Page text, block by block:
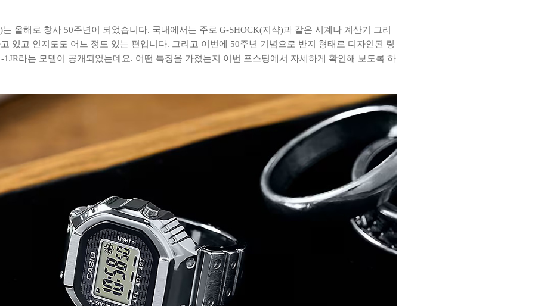
올해로 창사 50주년이 되었습니다. 국내에서는 주로 G-SHOCK(지샥)과 같은 시계나 계산기 그리
있고 인지도도 어느 정도 있는 편입니다. 그리고 이번에 50주년 기념으로 반지 형태로 디자인된 링
1JR라는 모델이 공개되었는데요. 어떤 특징을 가졌는지 이번 포스팅에서 자세하게 확인해 보도록 하